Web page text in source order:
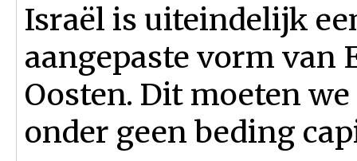
Israël is uiteindelijk
aangepaste vorm van
Oosten. Dit moeten
onder geen beding